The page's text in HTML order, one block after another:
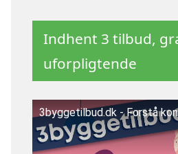
Indhent 3 tilbud,
uforpligtende
3byggetilbud.dk - Forstå